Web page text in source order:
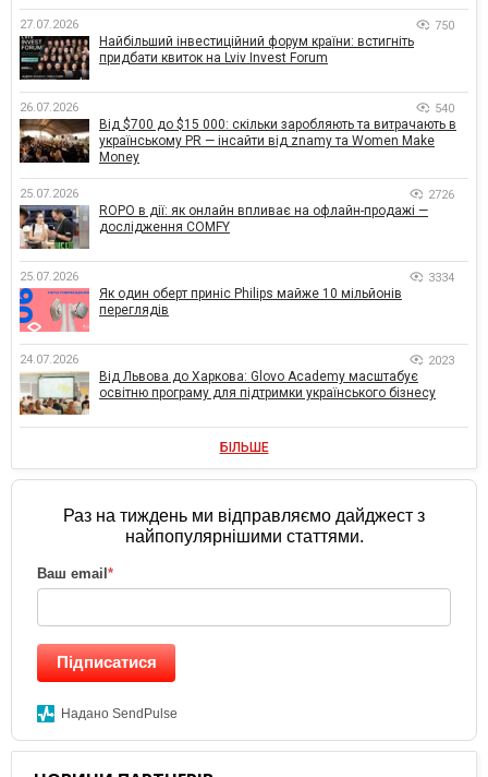
27.07.2026 750
Найбільший інвестиційний форум країни: встигніть
придбати квиток на Lviv Invest Forum
26.07.2026 540
Від $700 до $15 000: скільки заробляють та витрачають в
українському PR — інсайти від znamy та Women Make
Money
25.07.2026 2726
ROPO в дії: як онлайн впливає на офлайн-продажі —
дослідження COMFY
25.07.2026 3334
Як один оберт приніс Philips майже 10 мільйонів
переглядів
24.07.2026 2023
Від Львова до Харкова: Glovo Academy масштабує
освітню програму для підтримки українського бізнесу
БІЛЬШЕ
Раз на тиждень ми відправляємо дайджест з
найпопулярнішими статтями.
Ваш email *
Підписатися
Надано SendPulse